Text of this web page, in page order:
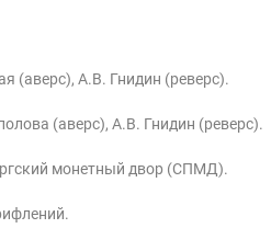
(аверс), А.В. Гнидин (реверс).
(аверс), А.В. Гнидин (реверс).
монетный двор (СПМД).